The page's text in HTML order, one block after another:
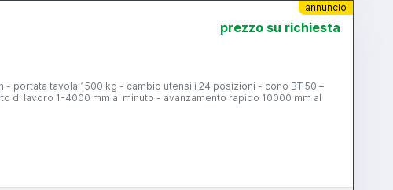
annuncio
prezzo su richiesta
portata tavola 1500 kg - cambio utensili 24 posizioni - cono BT 50 –
di lavoro 1-4000 mm al minuto - avanzamento rapido 10000 mm al